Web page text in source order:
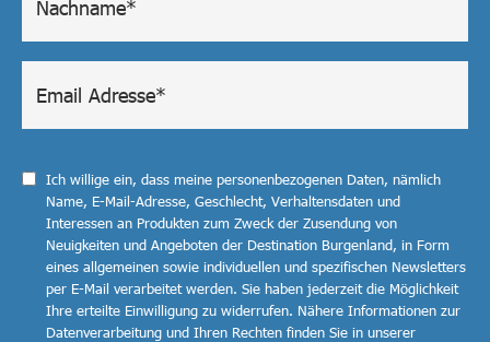
Ich willige ein, dass meine personenbezogenen Daten, nämlich
Name, E-Mail-Adresse, Geschlecht, Verhaltensdaten und
Interessen an Produkten zum Zweck der Zusendung von
Neuigkeiten und Angeboten der Destination Burgenland, in Form
eines allgemeinen sowie individuellen und spezifischen Newsletters
per E-Mail verarbeitet werden. Sie haben jederzeit die Möglichkeit
Ihre erteilte Einwilligung zu widerrufen. Nähere Informationen zur
Datenverarbeitung und Ihren Rechten finden Sie in unserer